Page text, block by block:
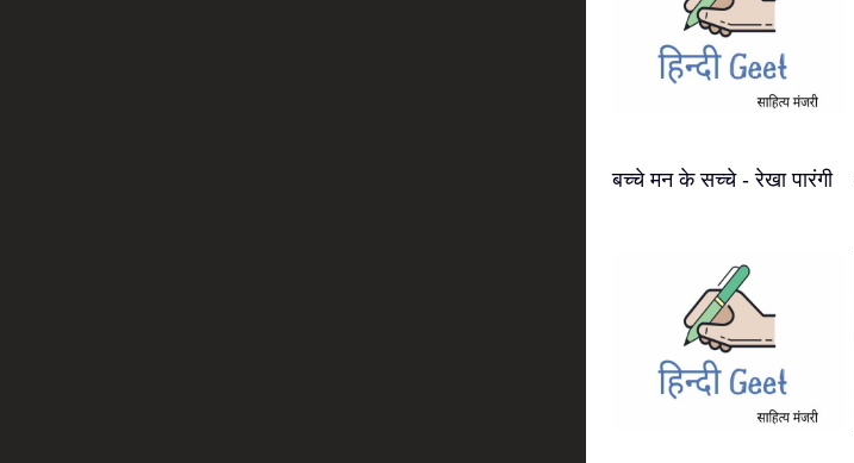
बच्चे मन के सच्चे - रेखा पारंगी